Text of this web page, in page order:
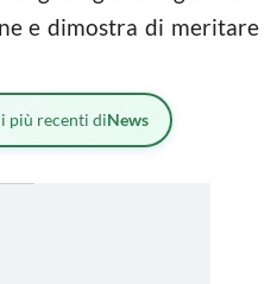
e dimostra di meritare
più recenti diNews